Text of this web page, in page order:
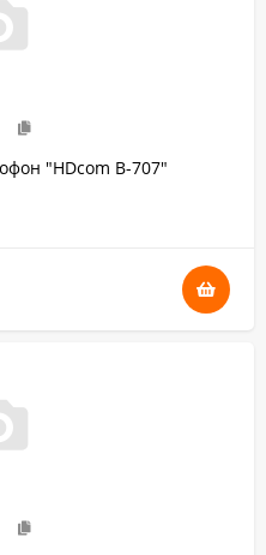
"HDcom B-707"